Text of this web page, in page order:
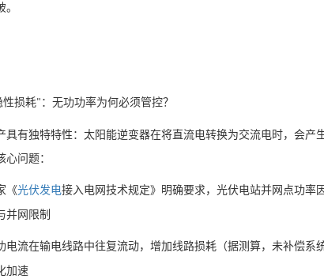
性损耗" ：无功功率为何必须管控？
具有独特特性：太阳能逆变器在将直流电转换为交流电时，会产
问题：
《光伏发电接入电网技术规定》明确要求，光伏电站并网点功率
并网限制
电流在输电线路中往复流动，增加线路损耗（据测算，未补偿系
加速